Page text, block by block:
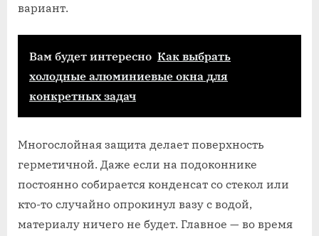
вариант.
Вам будет интересно Как выбрать
холодные алюминиевые окна для
конкретных задач
Многослойная защита делает поверхность
герметичной. Даже если на подоконнике
постоянно собирается конденсат со стекол или
кто-то случайно опрокинул вазу с водой,
материалу ничего не будет. Главное — во время